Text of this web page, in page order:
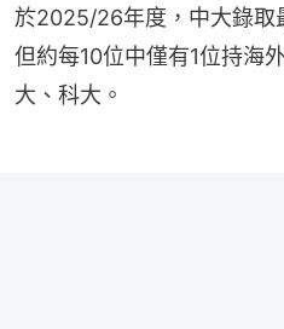
於2025/26年度，中大錄取
但約每10位中僅有1位持海
大、科大。